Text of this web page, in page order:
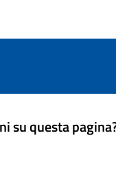
su questa